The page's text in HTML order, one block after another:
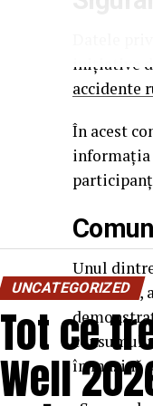
Datele
inițiative
accidente
În acest
informația
Unul
voluntari,
în mașină
UNCATEGORIZED
Tot ce
Well